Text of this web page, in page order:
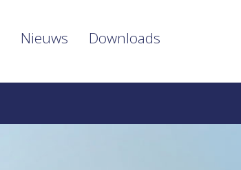
Nieuws Downloads